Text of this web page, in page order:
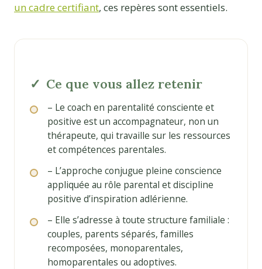
un cadre certifiant, ces repères sont essentiels.
Ce que vous allez retenir
– Le coach en parentalité consciente et
positive est un accompagnateur, non un
thérapeute, qui travaille sur les ressources
et compétences parentales.
– L’approche conjugue pleine conscience
appliquée au rôle parental et discipline
positive d’inspiration adlérienne.
– Elle s’adresse à toute structure familiale :
couples, parents séparés, familles
recomposées, monoparentales,
homoparentales ou adoptives.